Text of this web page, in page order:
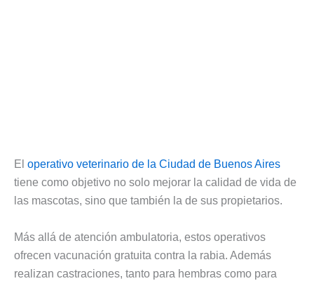
El operativo veterinario de la Ciudad de Buenos Aires
tiene como objetivo no solo mejorar la calidad de vida de
las mascotas, sino que también la de sus propietarios.
Más allá de atención ambulatoria, estos operativos
ofrecen vacunación gratuita contra la rabia. Además
realizan castraciones, tanto para hembras como para